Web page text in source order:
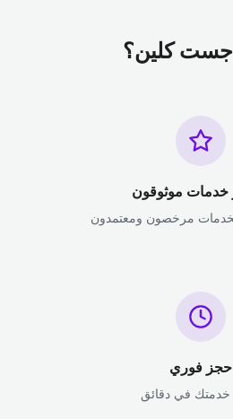
جست كلين؟
خدمات موثوقون
مرخصون ومعتمدون
حجز فوري
خدمتك في دقائق